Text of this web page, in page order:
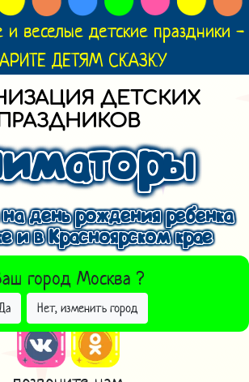
и веселые детские праздники -
ДЕТЯМ СКАЗКУ
ДЕТСКИХ
день рождения ребенка
и в Красноярском крае
город Москва ?
Нет, изменить город
ДРУГОЙ ГОРОД